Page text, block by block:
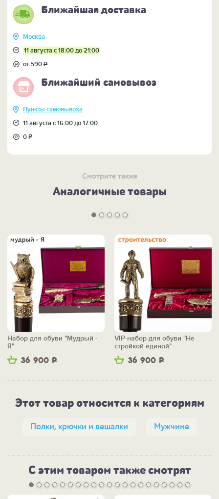
Ближайшая доставка
Москва
11 августа с 18:00 до 21:00
от 590Р
Ближайший самовывоз
Пункты самовывоза
11 августа с 16:00 до 17:00
0Р
Смотрите также
Аналогичные товары
36 900 Р
Набор для обуви "Мудрый -
Я"
36 900 Р
VIP-набор для обуви "Не
стройкой единой"
Этот товар относится к категориям
Полки, крючки и вешалки Мужчине
С этим товаром также смотрят